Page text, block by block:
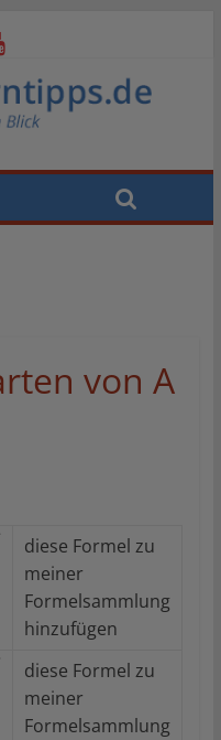
von A
diese Formel zu
meiner
Formelsammlung
hinzufügen
diese Formel zu
meiner
Formelsammlung